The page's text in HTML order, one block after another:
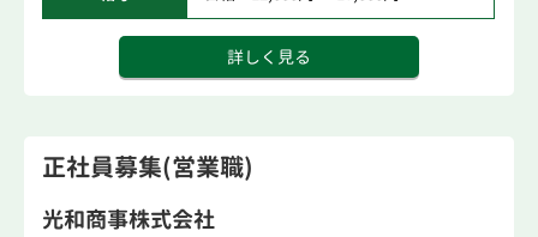
詳しく見る
正社員募集(営業職)
光和商事株式会社